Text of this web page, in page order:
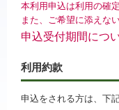
本利用申込は利用の確
また、ご希望に添えな
申込受付期間につ
利用約款
申込をされる方は、下